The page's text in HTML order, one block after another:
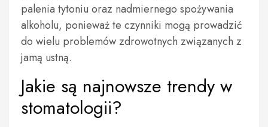
palenia tytoniu oraz nadmiernego spożywania
alkoholu, ponieważ te czynniki mogą prowadzić
do wielu problemów zdrowotnych związanych z
jamą ustną.
Jakie są najnowsze trendy w
stomatologii?